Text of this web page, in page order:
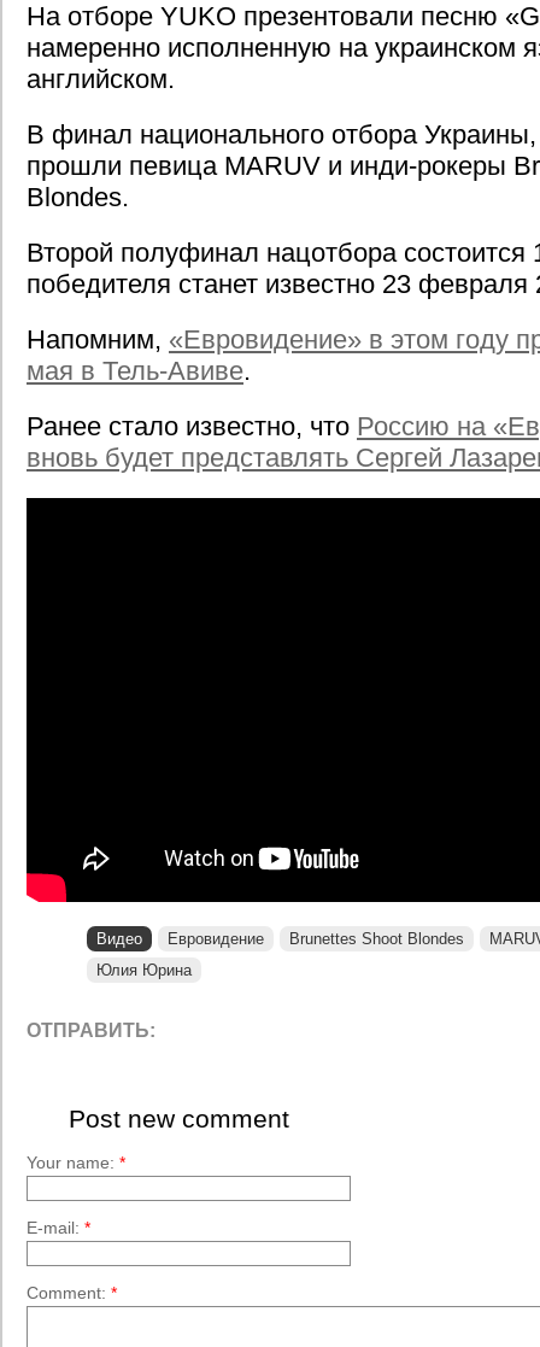
На отборе YUKO презентовали песню
намеренно исполненную на украинском
английском.
В финал национального отбора
прошли певица MARUV и инди-рокеры
Blondes.
Второй полуфинал нацотбора
победителя станет известно 23 февраля
Напомним, «Евровидение» в этом году
мая в Тель-Авиве.
Ранее стало известно, что Россию на
вновь будет представлять Сергей
Видео Евровидение Brunettes Shoot Blondes
Юлия Юрина
ОТПРАВИТЬ:
Post new comment
Your name: *
E-mail: *
Comment: *